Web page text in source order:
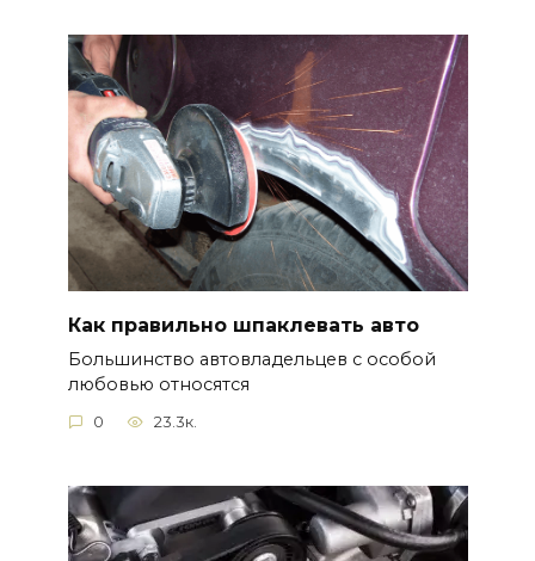
Как правильно шпаклевать авто
Большинство автовладельцев с особой
любовью относятся
0 23.3к.